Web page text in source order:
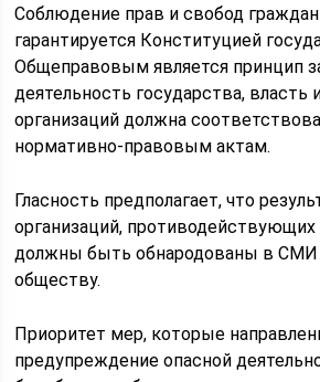
Соблюдение прав и свобод
гарантируется Конституцией
Общеправовым является принцип
деятельность государства, власть
организаций должна
нормативно-правовым актам.
Гласность предполагает, что
организаций,
должны быть обнародованы в СМИ
обществу.
Приоритет мер, которые
предупреждение опасной